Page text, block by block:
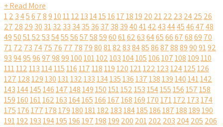
+ Read More
12 3456 78910111213141516171819 20 2122 23 2425 26
27 28 29 30 3132 33 3435 36 37 38 39404142434445464748
495051525354555657585960616263646566676869 70
7172 73 7475 76 77 78 7980818283848586878889909192
93949596979899100101102103104105106107108109110
111112113114115116117118119120121122123124125126
127128129130131132133134135136137138139140141142
143144145146147148149150151152153154155156157158
159160161162163164165166167168169170171172173174
175176177178179180181182183184185186187188189190
191192193194195196197198199 200 201202 203 204205 206